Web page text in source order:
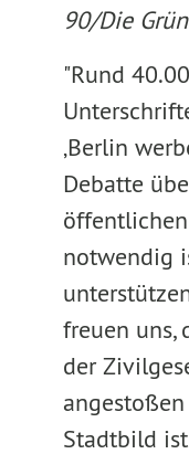
90/Die
"Rund
‚Berlin
Debatte
notwendig
freuen uns,
der
Stadtbild